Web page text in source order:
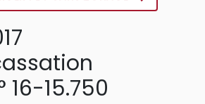
16-15.750